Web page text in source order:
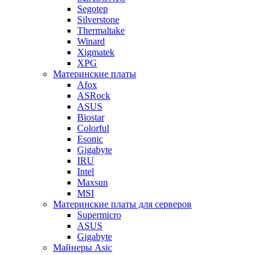
Segotep
Silverstone
Thermaltake
Winard
Xigmatek
XPG
Материнские платы
Afox
ASRock
ASUS
Biostar
Colorful
Esonic
Gigabyte
IRU
Intel
Maxsun
MSI
Материнские платы для серверов
Supermicro
ASUS
Gigabyte
Майнеры Asic